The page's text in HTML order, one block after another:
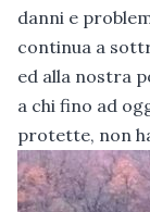
danni e
continua a
ed alla nostra
a chi fino ad
protette, non